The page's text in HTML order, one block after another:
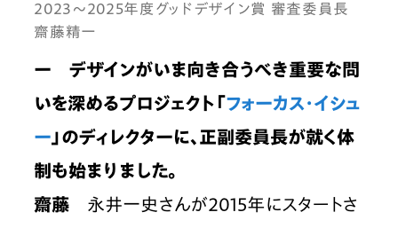
2023〜2025年度グッドデザイン賞 審査委員長
齋藤精一
ー　デザインがいま向き合うべき重要な問
いを深めるプロジェクト「フォーカス・イシュ
ー 」のディレクターに、正副委員長が就く体
制も始まりました。
齋藤 永井一史さんが2015年にスタートさ